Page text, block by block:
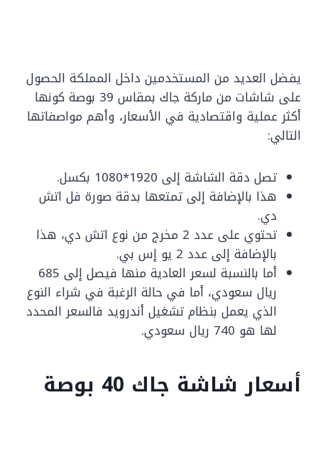
يفضل العديد من المستخدمين داخل المملكة الحصول
على شاشات من ماركة جاك بمقاس 39 بوصة كونها
أكثر عملية واقتصادية في الأسعار، وأهم مواصفاتها
التالي:
تصل دقة الشاشة إلى 1920*1080 بكسل.
هذا بالإضافة إلى تمتعها بدقة صورة فل اتش
دي.
تحتوي على عدد 2 مخرج من نوع اتش دي، هذا
بالإضافة إلى عدد 2 يو إس بي.
أما بالنسبة لسعر العادية منها فيصل إلى 685
ريال سعودي، أما في حالة الرغبة في شراء النوع
الذي يعمل بنظام تشغيل أندرويد فالسعر المحدد
لها هو 740 ريال سعودي.
أسعار شاشة جاك 40 بوصة